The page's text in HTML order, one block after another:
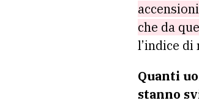
che da
l’indice
Quanti
stanno